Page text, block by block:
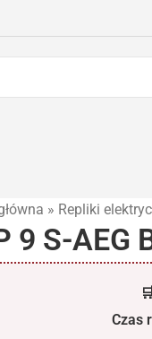
» Repliki
9 S-AEG
Czas